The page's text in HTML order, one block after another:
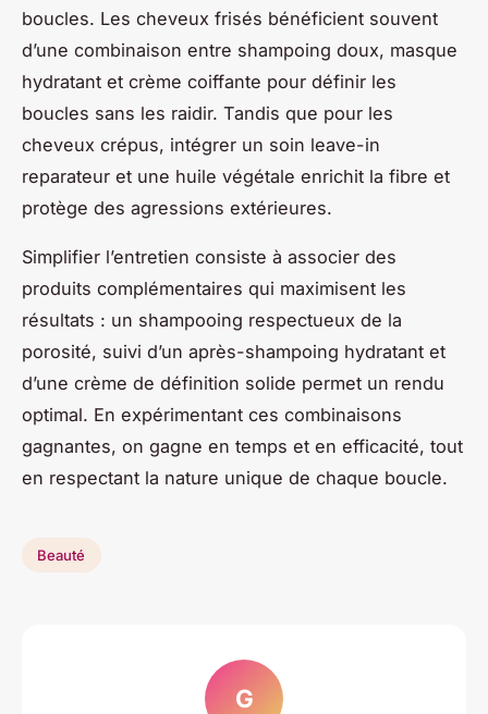
boucles. Les cheveux frisés bénéficient souvent
d’une combinaison entre shampoing doux, masque
hydratant et crème coiffante pour définir les
boucles sans les raidir. Tandis que pour les
cheveux crépus, intégrer un soin leave-in
reparateur et une huile végétale enrichit la fibre et
protège des agressions extérieures.
Simplifier l’entretien consiste à associer des
produits complémentaires qui maximisent les
résultats : un shampooing respectueux de la
porosité, suivi d’un après-shampoing hydratant et
d’une crème de définition solide permet un rendu
optimal. En expérimentant ces combinaisons
gagnantes, on gagne en temps et en efficacité, tout
en respectant la nature unique de chaque boucle.
Beauté
G